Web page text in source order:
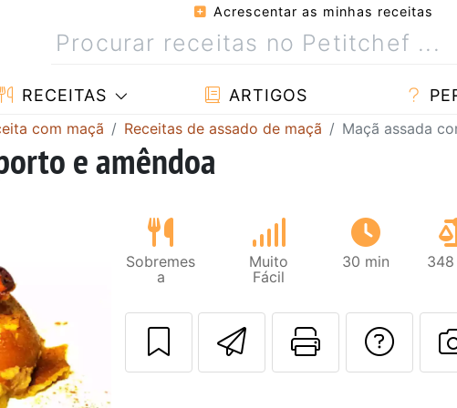
Acrescentar as minhas receitas
RECEITAS ARTIGOS
com maçã Receitas de assado de maçã Maçã assada
e amêndoa
Sobremes
a
Muito
Fácil
30 min 348
Enviar esta
Imprima